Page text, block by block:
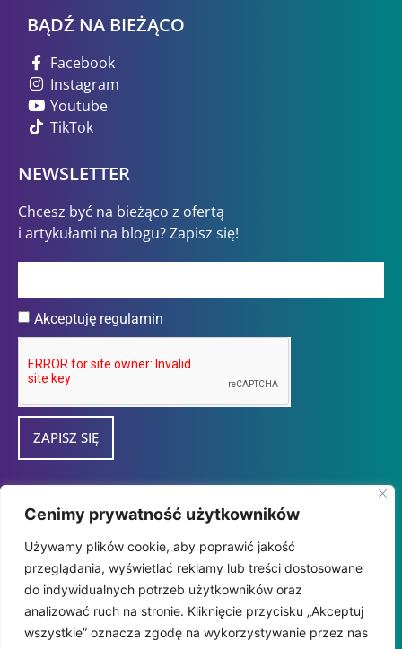
Cenimy prywatność użytkowników
Używamy plików cookie, aby poprawić jakość
przeglądania, wyświetlać reklamy lub treści dostosowane
do indywidualnych potrzeb użytkowników oraz
analizować ruch na stronie. Kliknięcie przycisku „Akceptuj
wszystkie” oznacza zgodę na wykorzystywanie przez nas
BĄDŹ NA BIEŻĄCO
Facebook
Instagram
Youtube
TikTok
NEWSLETTER
Chcesz być na bieżąco z ofertą
i artykułami na blogu? Zapisz się!
Akceptuję regulamin
ZAPISZ SIĘ
Przedsiębiorca uzyskał subwencję finansową w
ramach programu "tarcza Finansowa 2.0
Polskiego Funduszu Rozwoju dla Mikro i
MałychFirm" udzieloną przez
PFR SA.